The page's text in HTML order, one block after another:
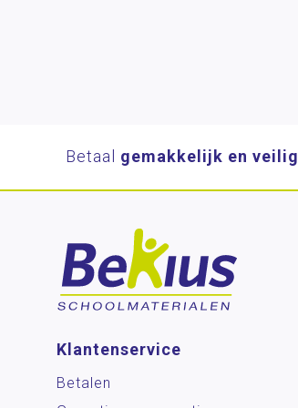
Betaal gemakkelijk en veilig
Klantenservice
Betalen